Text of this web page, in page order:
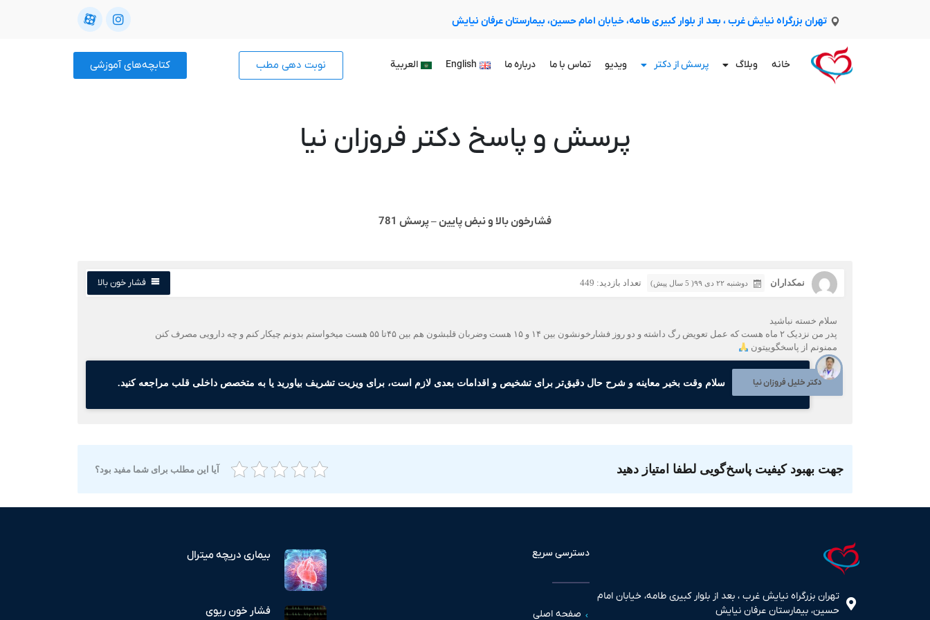
تهران بزرگراه نیایش غرب ، بعد از بلوار کبیری طامه، خیابان امام حسین، بیمارستان عرفان نیایش
خانه وبلاگ پرسش از دکتر ویدیو تماس با ما درباره ما English العربية نوبت دهی مطب کتابچه‌های آموزشی
پرسش و پاسخ دکتر فروزان نیا
فشارخون بالا و نبض پایین – پرسش 781
نمکداران دوشنبه ۲۲ دی ۹۹( 5 سال پیش) تعداد بازدید: 449 فشار خون بالا
سلام خسته نباشید
پدر من نزدیک ۲ ماه هست که عمل تعویض رگ داشته و دو روز فشارخونشون بین ۱۴ و ۱۵ هست وضربان قلبشون هم بین ۴۵تا ۵۵ هست میخواستم بدونم چیکار کنم و چه دارویی مصرف کنن
ممنونم از پاسخگوییتون
دکتر خلیل فروزان نیا سلام وقت بخیر معاینه و شرح حال دقیق‌تر برای تشخیص و اقدامات بعدی لازم است، برای ویزیت تشریف بیاورید یا به متخصص داخلی قلب مراجعه کنید.
جهت بهبود کیفیت پاسخ‌گویی لطفا امتیاز دهید آیا این مطلب برای شما مفید بود؟
تهران بزرگراه نیایش غرب ، بعد از بلوار کبیری طامه، خیابان امام
حسین، بیمارستان عرفان نیایش
دسترسی سریع
صفحه اصلی
بیماری دریچه میترال
فشار خون ریوی